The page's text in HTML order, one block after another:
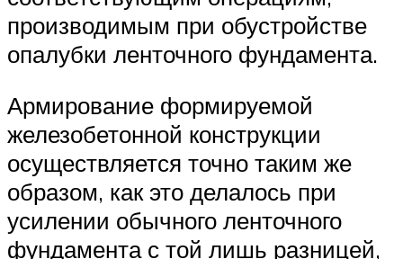
производимым при обустройстве
опалубки ленточного фундамента.
Армирование формируемой
железобетонной конструкции
осуществляется точно таким же
образом, как это делалось при
усилении обычного ленточного
фундамента с той лишь разницей,